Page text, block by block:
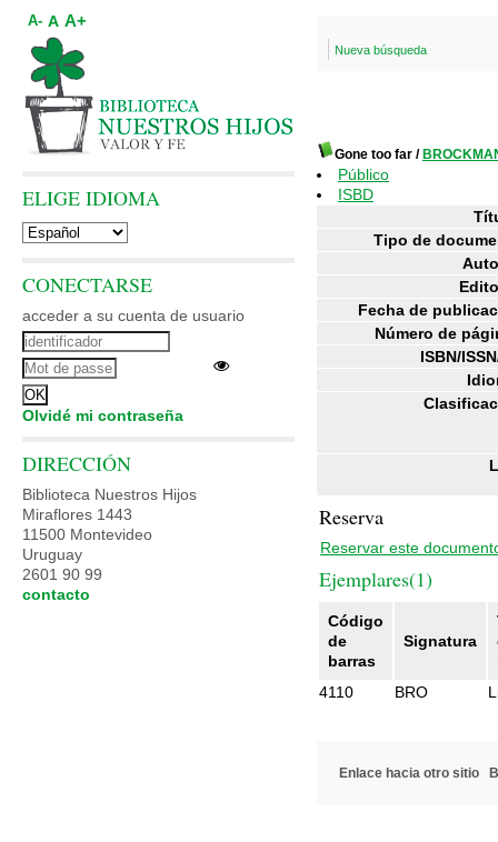
Nueva búsqueda
Gone too far /
Público
ISBD
Tipo de
Fecha de
Número de
ISBN/
Reserva
Reservar este
Ejemplares(1)
Código
de
barras
Signatura
4110
BRO
Enlace hacia otro sitio
A- A A+
ELIGE IDIOMA
CONECTARSE
acceder a su cuenta de usuario
Olvidé mi contraseña
DIRECCIÓN
Biblioteca Nuestros Hijos
Miraflores 1443
11500 Montevideo
Uruguay
2601 90 99
contacto